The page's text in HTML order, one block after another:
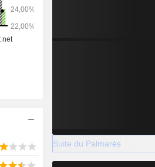
Suite du Palmarès